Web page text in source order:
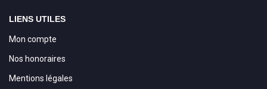
LIENS UTILES
Mon compte
Nos honoraires
Mentions légales